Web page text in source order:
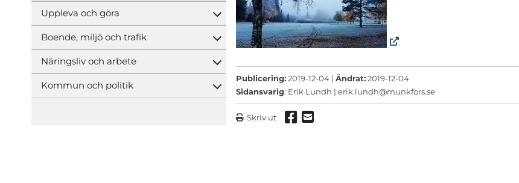
Uppleva och göra
Öppna undermeny
Boende, miljö och trafik
Öppna undermeny
Näringsliv och arbete
Öppna undermeny
Kommun och politik
Öppna undermeny
Publicering:2019-12-04 |Ändrat:2019-12-04
Sidansvarig: Erik Lundh |erik.lundh@munkfors.se
Skriv ut Dela via Facebook
Dela via mail